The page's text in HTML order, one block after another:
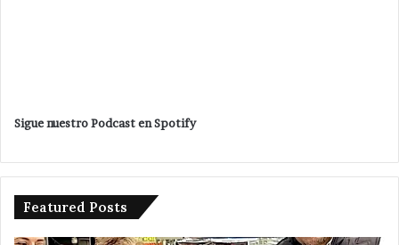
Sigue nuestro Podcast en Spotify
Featured Posts